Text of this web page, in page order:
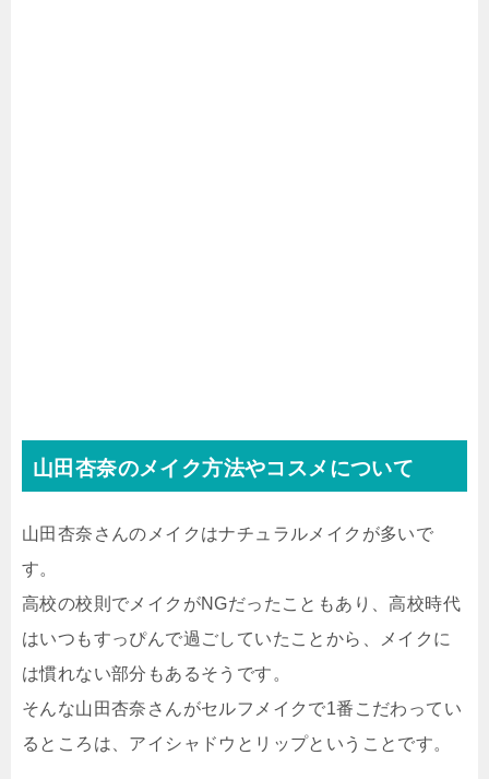
山田杏奈のメイク方法やコスメについて
山田杏奈さんのメイクはナチュラルメイクが多いで
す。
高校の校則でメイクがNGだったこともあり、高校時代
はいつもすっぴんで過ごしていたことから、メイクに
は慣れない部分もあるそうです。
そんな山田杏奈さんがセルフメイクで1番こだわってい
るところは、アイシャドウとリップということです。